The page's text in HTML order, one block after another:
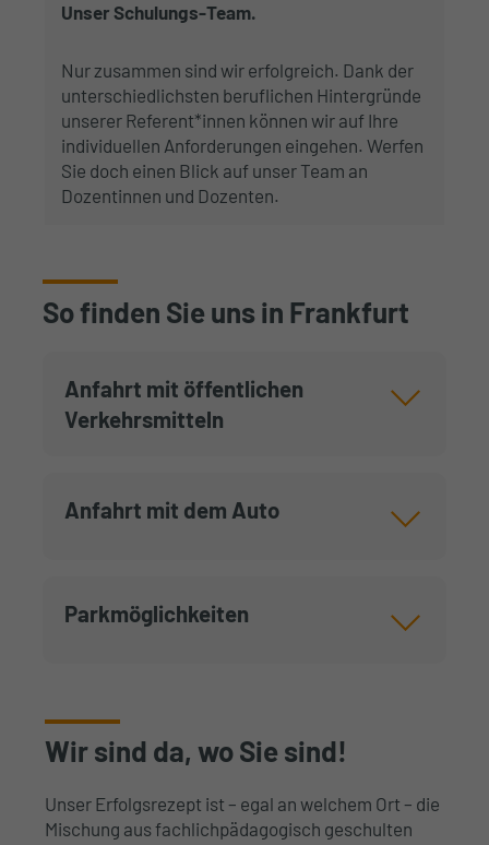
Unser Schulungs-Team.
Nur zusammen sind wir erfolgreich. Dank der
unterschiedlichsten beruflichen Hintergründe
unserer Referent*innen können wir auf Ihre
individuellen Anforderungen eingehen. Werfen
Sie doch einen Blick auf unser Team an
Dozentinnen und Dozenten.
So finden Sie uns in Frankfurt
Anfahrt mit öffentlichen
Verkehrsmitteln
Anfahrt mit dem Auto
Parkmöglichkeiten
Wir sind da, wo Sie sind!
Unser Erfolgsrezept ist – egal an welchem Ort – die
Mischung aus fachlichpädagogisch geschulten